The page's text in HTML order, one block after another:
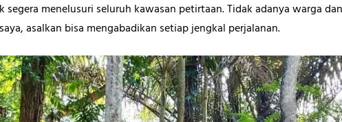
segera menelusuri seluruh kawasan petirtaan. Tidak adanya warga
asalkan bisa mengabadikan setiap jengkal perjalanan.